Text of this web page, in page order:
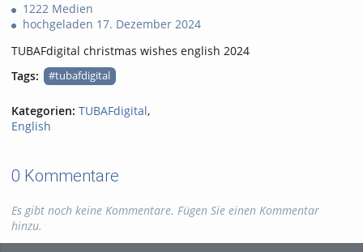
1222 Medien
hochgeladen 17. Dezember 2024
TUBAFdigital christmas wishes english 2024
Tags:
#tubafdigital
Kategorien: TUBAFdigital,
English
0 Kommentare
Es gibt noch keine Kommentare. Fügen Sie einen Kommentar
hinzu.